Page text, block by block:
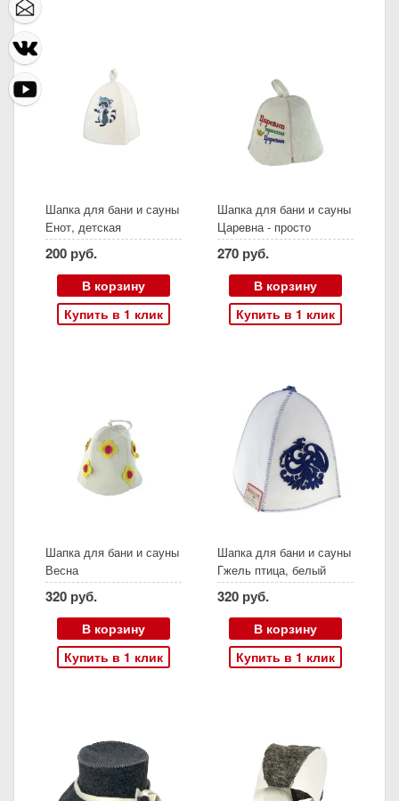
Шапка для бани и сауны
Енот, детская
200 руб.
В корзину
Купить в 1 клик
Шапка для бани и сауны
Царевна - просто
царевна, войлок
270 руб.
В корзину
Купить в 1 клик
Шапка для бани и сауны
Весна
320 руб.
В корзину
Купить в 1 клик
Шапка для бани и сауны
Гжель птица, белый
фетр
320 руб.
В корзину
Купить в 1 клик